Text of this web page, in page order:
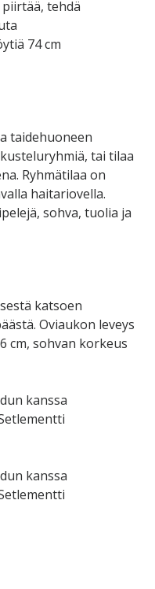
tehdä
74 cm
taidehuoneen
tai tilaa
Ryhmätilaa on
haitariovella.
sohva, tuolia ja
katsoen
Oviaukon leveys
cm, sohvan korkeus
kanssa
kanssa